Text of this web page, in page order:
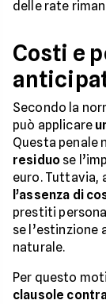
delle rate
Costi e
Secondo la
può applicare
Questa penale
residuo se
euro. Tuttavia,
l’assenza di
prestiti
se l’estinzione
naturale.
Per questo
clausole